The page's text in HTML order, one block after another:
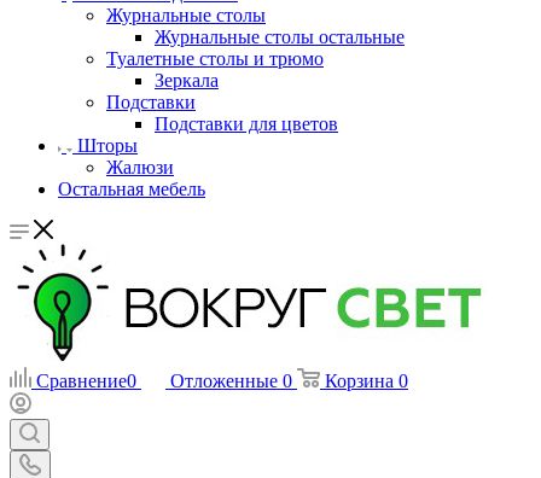
Журнальные столы
Журнальные столы остальные
Туалетные столы и трюмо
Зеркала
Подставки
Подставки для цветов
Шторы
Жалюзи
Остальная мебель
Сравнение0 Отложенные 0 Корзина 0